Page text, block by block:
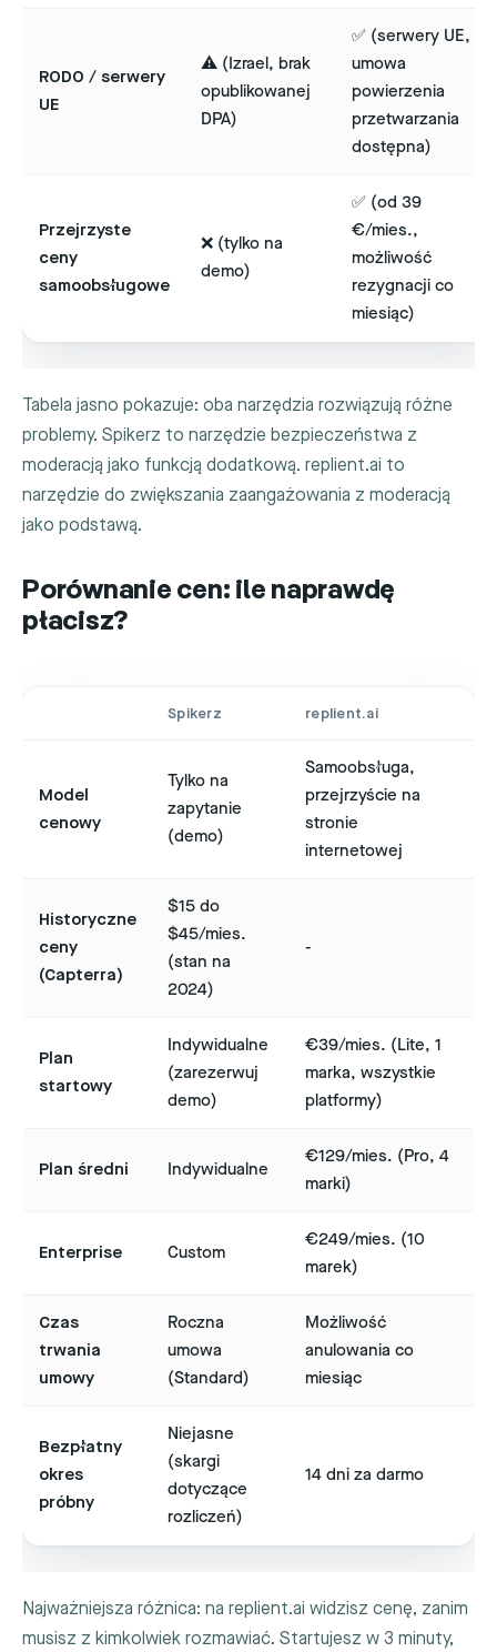
RODO / serwery
UE
⚠️ (Izrael, brak
opublikowanej
DPA)
✅ (serwery UE,
umowa
powierzenia
przetwarzania
dostępna)
Przejrzyste
ceny
samoobsługowe
❌ (tylko na
demo)
✅ (od 39
€/mies.,
możliwość
rezygnacji co
miesiąc)
Tabela jasno pokazuje: oba narzędzia rozwiązują różne
problemy. Spikerz to narzędzie bezpieczeństwa z
moderacją jako funkcją dodatkową. replient.ai to
narzędzie do zwiększania zaangażowania z moderacją
jako podstawą.
Porównanie cen: ile naprawdę
płacisz?
Spikerz replient.ai
Model
cenowy
Tylko na
zapytanie
(demo)
Samoobsługa,
przejrzyście na
stronie
internetowej
Historyczne
ceny
(Capterra)
$15 do
$45/mies.
(stan na
2024)
-
Plan
startowy
Indywidualne
(zarezerwuj
demo)
€39/mies. (Lite, 1
marka, wszystkie
platformy)
Plan średni Indywidualne
€129/mies. (Pro, 4
marki)
Enterprise Custom
€249/mies. (10
marek)
Czas
trwania
umowy
Roczna
umowa
(Standard)
Możliwość
anulowania co
miesiąc
Bezpłatny
okres
próbny
Niejasne
(skargi
dotyczące
rozliczeń)
14 dni za darmo
Najważniejsza różnica: na replient.ai widzisz cenę, zanim
musisz z kimkolwiek rozmawiać. Startujesz w 3 minuty,